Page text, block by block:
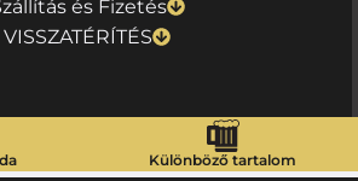
és Fizetés
VISSZATÉRÍTÉS
Különböző tartalom